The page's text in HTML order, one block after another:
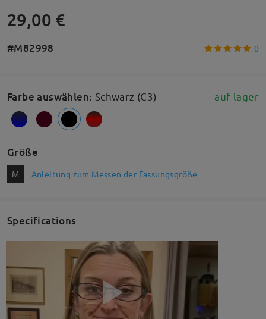
29,00 €
#M82998 0
Farbe auswählen: Schwarz (C3) auf lager
Größe
M Anleitung zum Messen der Fassungsgröße
Specifications